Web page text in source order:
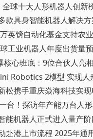
球十大人形机器人创新